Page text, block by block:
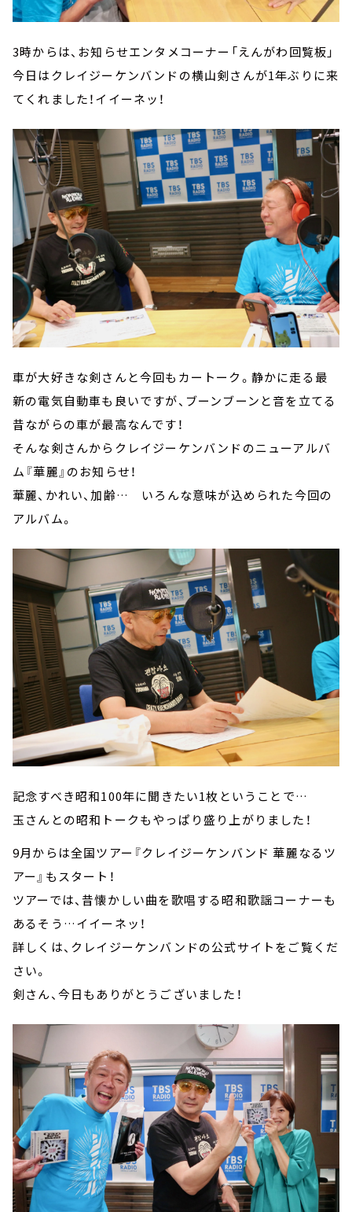
3時からは、お知らせエンタメコーナー「えんがわ回覧板」
今日はクレイジーケンバンドの横山剣さんが1年ぶりに来
てくれました！イイーネッ！
車が大好きな剣さんと今回もカートーク。静かに走る最
新の電気自動車も良いですが、ブーンブーンと音を立てる
昔ながらの車が最高なんです！
そんな剣さんからクレイジーケンバンドのニューアルバ
ム『華麗』のお知らせ！
華麗、かれい、加齢… いろんな意味が込められた今回の
アルバム。
記念すべき昭和100年に聞きたい1枚ということで…
玉さんとの昭和トークもやっぱり盛り上がりました！
9月からは全国ツアー『クレイジーケンバンド 華麗なるツ
アー』もスタート！
ツアーでは、昔懐かしい曲を歌唱する昭和歌謡コーナーも
あるそう…イイーネッ！
詳しくは、クレイジーケンバンドの公式サイトをご覧くだ
さい。
剣さん、今日もありがとうございました！